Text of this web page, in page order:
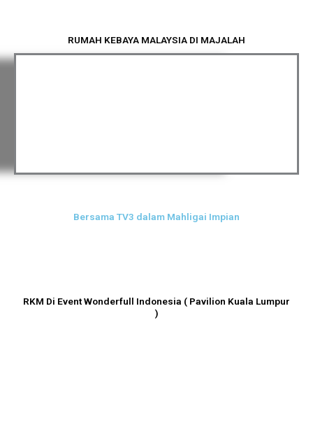
RUMAH KEBAYA MALAYSIA DI MAJALAH
Bersama TV3 dalam Mahligai Impian
RKM Di Event Wonderfull Indonesia ( Pavilion Kuala Lumpur
)